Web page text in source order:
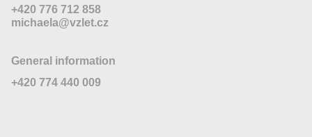
+420 776 712 858
michaela@vzlet.cz
General information
+420 774 440 009